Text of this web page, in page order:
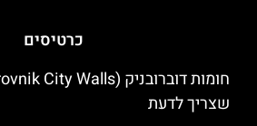
כרטיסים
שצריך לדעת